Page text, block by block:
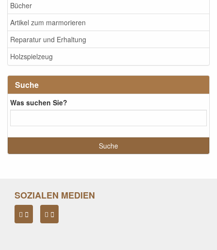
Bücher
Artikel zum marmorieren
Reparatur und Erhaltung
Holzspielzeug
Suche
Was suchen Sie?
SOZIALEN MEDIEN